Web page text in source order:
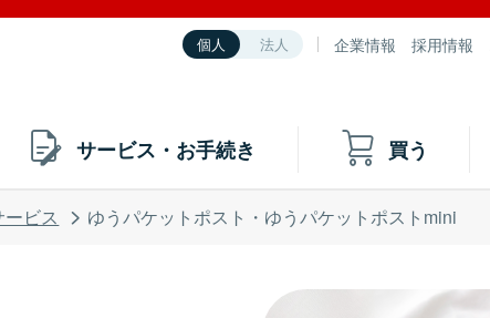
個人 法人 企業情報 採用情報
サービス・お手続き 買う
ビス ゆうパケットポスト・ゆうパケットポストmini